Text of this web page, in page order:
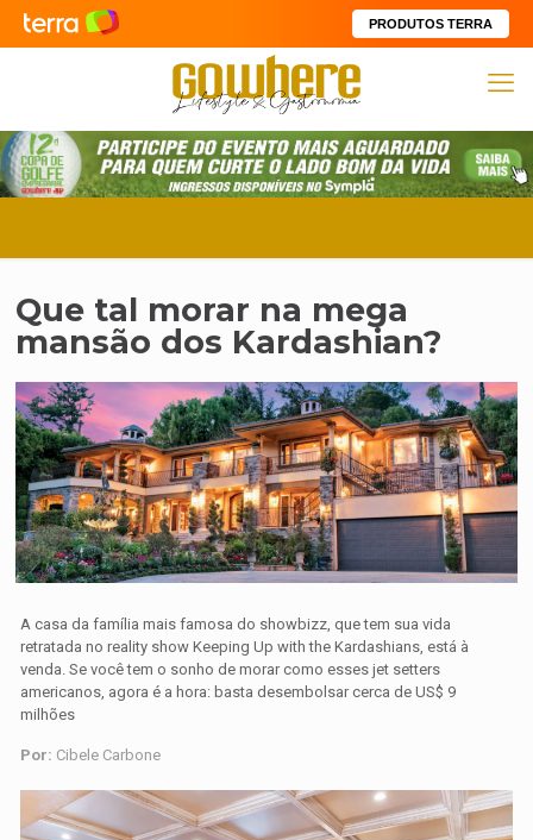
PRODUTOS TERRA
Que tal morar na mega
mansão dos Kardashian?
A casa da família mais famosa do showbizz, que tem sua vida
retratada no reality show Keeping Up with the Kardashians, está à
venda. Se você tem o sonho de morar como esses jet setters
americanos, agora é a hora: basta desembolsar cerca de US$ 9
milhões
Por: Cibele Carbone